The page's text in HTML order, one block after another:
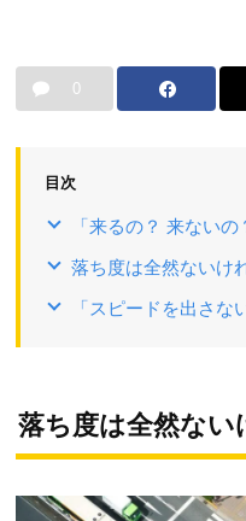
0
目次
「来るの？ 来ない
落ち度は全然ないけ
「スピードを出さな
落ち度は全然な